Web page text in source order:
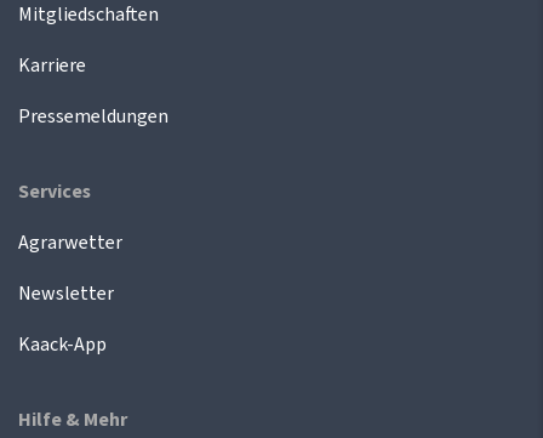
Mitgliedschaften
Karriere
Pressemeldungen
Services
Agrarwetter
Newsletter
Kaack-App
Hilfe & Mehr